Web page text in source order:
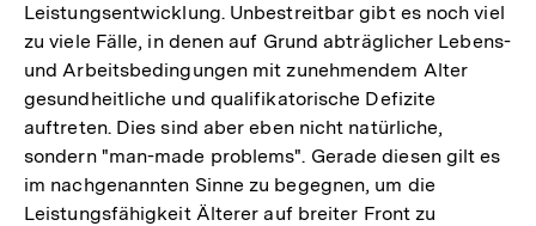
Leistungsentwicklung. Unbestreitbar gibt es noch viel
zu viele Fälle, in denen auf Grund abträglicher Lebens-
und Arbeitsbedingungen mit zunehmendem Alter
gesundheitliche und qualifikatorische Defizite
auftreten. Dies sind aber eben nicht natürliche,
sondern "man-made problems". Gerade diesen gilt es
im nachgenannten Sinne zu begegnen, um die
Leistungsfähigkeit Älterer auf breiter Front zu